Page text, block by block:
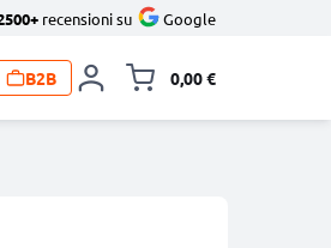
recensioni su Google
B2B 0,00 €